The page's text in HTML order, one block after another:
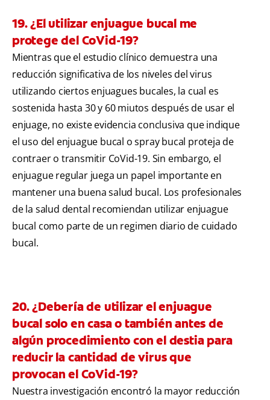
19. ¿El utilizar enjuague bucal me
protege del CoVid-19?
Mientras que el estudio clínico demuestra una
reducción significativa de los niveles del virus
utilizando ciertos enjuagues bucales, la cual es
sostenida hasta 30 y 60 miutos después de usar el
enjuage, no existe evidencia conclusiva que indique
el uso del enjuague bucal o spray bucal proteja de
contraer o transmitir CoVid-19. Sin embargo, el
enjuague regular juega un papel importante en
mantener una buena salud bucal. Los profesionales
de la salud dental recomiendan utilizar enjuague
bucal como parte de un regimen diario de cuidado
bucal.
20. ¿Debería de utilizar el enjuague
bucal solo en casa o también antes de
algún procedimiento con el destia para
reducir la cantidad de virus que
provocan el CoVid-19?
Nuestra investigación encontró la mayor reducción